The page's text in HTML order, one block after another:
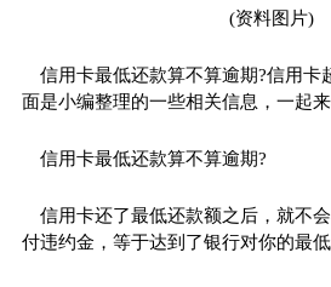
(资料图片)
信用卡最低还款算不算逾期?信用卡
面是小编整理的一些相关信息，一起
信用卡最低还款算不算逾期?
信用卡还了最低还款额之后，就不
付违约金，等于达到了银行对你的最低